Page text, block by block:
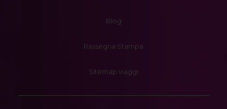
Blog
Rassegna Stampa
Sitemap viaggi